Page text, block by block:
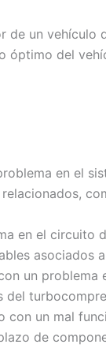
de un vehículo
óptimo del
en el
en el circuito
asociados
un problema
con un mal
de